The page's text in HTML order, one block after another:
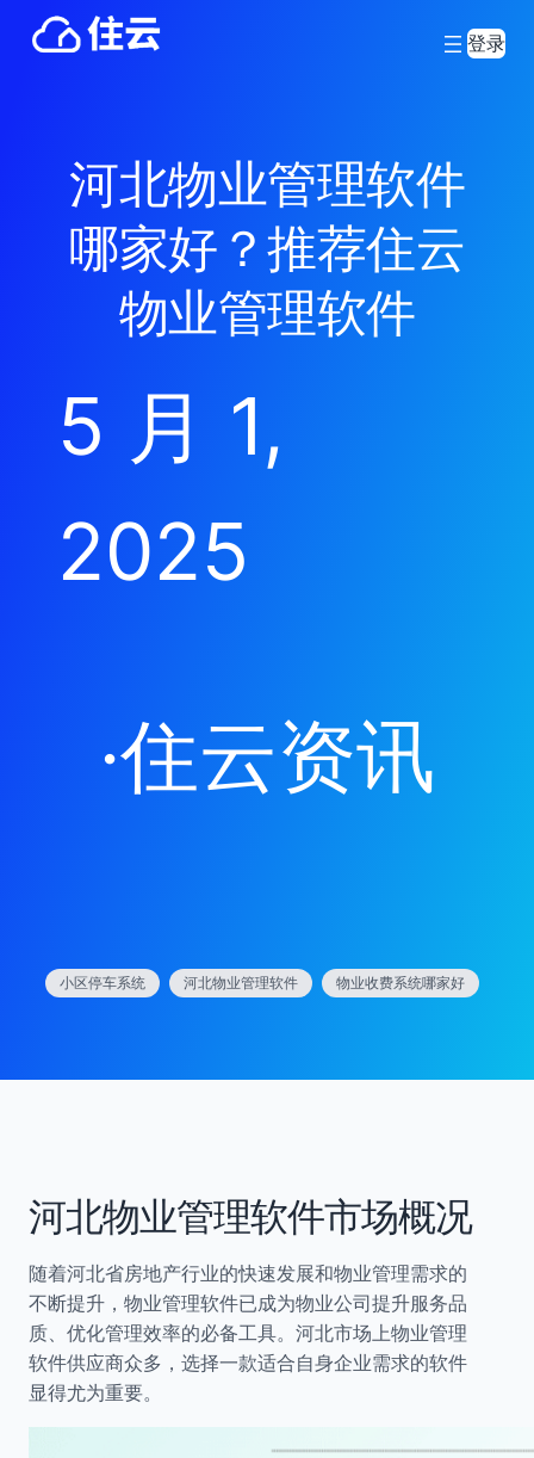
登录
河北物业管理软件
哪家好？推荐住云
物业管理软件
5 月 1,
2025
·住云资讯
小区停车系统 河北物业管理软件 物业收费系统哪家好
河北物业管理软件市场概况
随着河北省房地产行业的快速发展和物业管理需求的
不断提升，物业管理软件已成为物业公司提升服务品
质、优化管理效率的必备工具。河北市场上物业管理
软件供应商众多，选择一款适合自身企业需求的软件
显得尤为重要。